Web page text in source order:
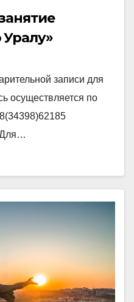
записи для
осуществляется по
Для…